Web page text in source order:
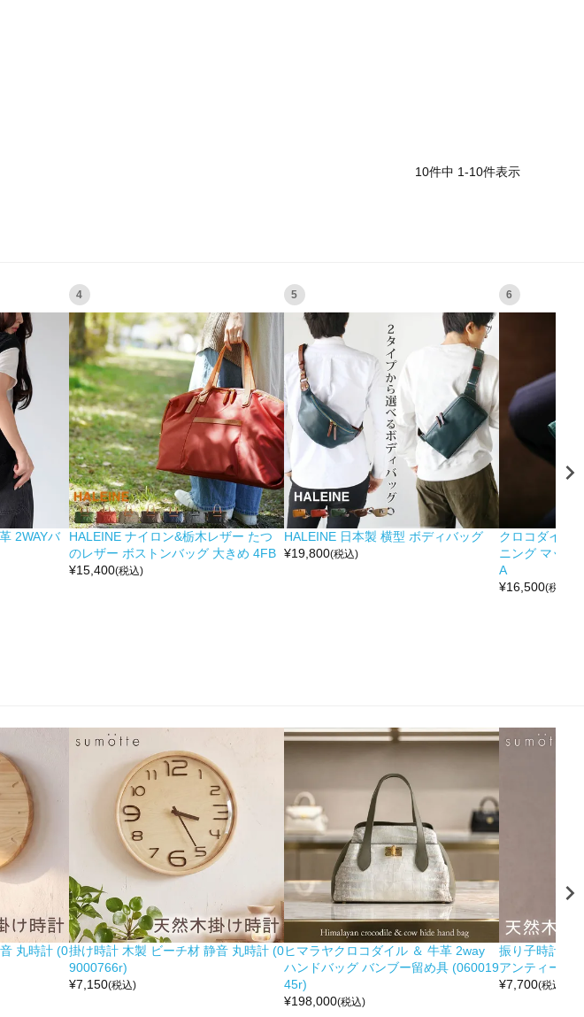
10件中 1-10件表示
2WAYバ
4
HALEINE ナイロン&栃木レザー たつ
のレザー ボストンバッグ 大きめ 4FB
¥15,400(税込)
5
HALEINE 日本製 横型 ボディバッグ
¥19,800(税込)
6
クロコダイル
ニング マット
A
¥16,500(税込)
丸時計 (0掛け時計 木製 ビーチ材 静音 丸時計 (0
9000766r)
¥7,150(税込)
ヒマラヤクロコダイル ＆ 牛革 2way
ハンドバッグ バンブー留め具 (060019
45r)
¥198,000(税込)
振り子時計 木
アンティーク
¥7,700(税込)